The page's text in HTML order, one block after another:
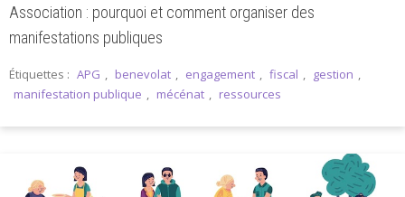
Association : pourquoi et comment organiser des
manifestations publiques
Étiquettes : APG , benevolat , engagement , fiscal , gestion ,
manifestation publique , mécénat , ressources